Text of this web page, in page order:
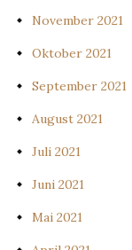
November 2021
Oktober 2021
September 2021
August 2021
Juli 2021
Juni 2021
Mai 2021